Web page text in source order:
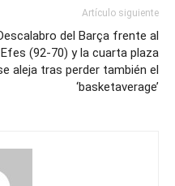
Artículo siguiente
del Barça frente al
Efes (92-70) y la cuarta plaza
aleja tras perder también el
‘basketaverage’